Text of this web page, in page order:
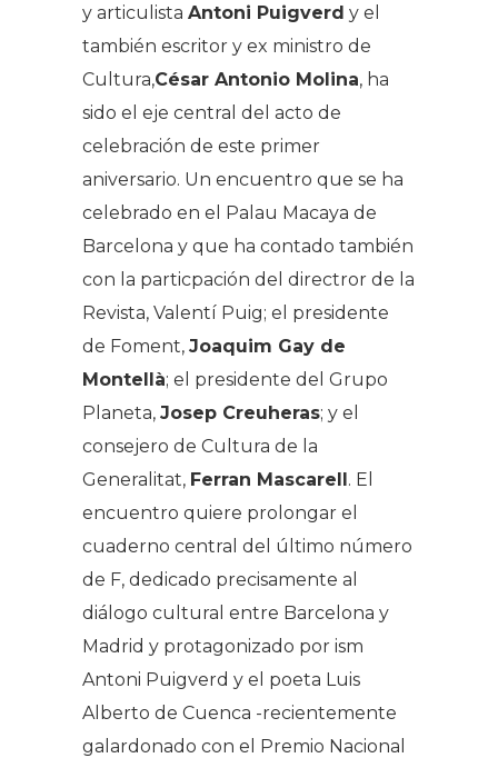
y articulista Antoni Puigverd y el
también escritor y ex ministro de
Cultura,César Antonio Molina, ha
sido el eje central del acto de
celebración de este primer
aniversario. Un encuentro que se ha
celebrado en el Palau Macaya de
Barcelona y que ha contado también
con la particpación del directror de la
Revista, Valentí Puig; el presidente
de Foment, Joaquim Gay de
Montellà; el presidente del Grupo
Planeta, Josep Creuheras; y el
consejero de Cultura de la
Generalitat, Ferran Mascarell. El
encuentro quiere prolongar el
cuaderno central del último número
de F, dedicado precisamente al
diálogo cultural entre Barcelona y
Madrid y protagonizado por ism
Antoni Puigverd y el poeta Luis
Alberto de Cuenca -recientemente
galardonado con el Premio Nacional